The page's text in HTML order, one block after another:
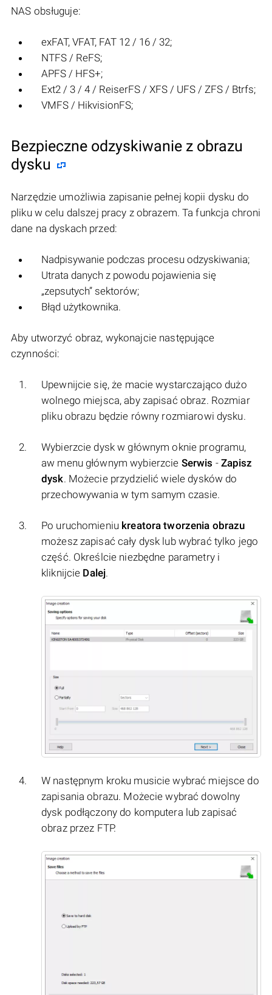
NAS obsługuje:
exFAT, VFAT, FAT 12 / 16 / 32;
NTFS / ReFS;
APFS / HFS+;
Ext2 / 3 / 4 / ReiserFS / XFS / UFS / ZFS / Btrfs;
VMFS / HikvisionFS;
Bezpieczne odzyskiwanie z obrazu
dysku
Narzędzie umożliwia zapisanie pełnej kopii dysku do
pliku w celu dalszej pracy z obrazem. Ta funkcja chroni
dane na dyskach przed:
Nadpisywanie podczas procesu odzyskiwania;
Utrata danych z powodu pojawienia się
„zepsutych” sektorów;
Błąd użytkownika.
Aby utworzyć obraz, wykonajcie następujące
czynności:
Upewnijcie się, że macie wystarczająco dużo
wolnego miejsca, aby zapisać obraz. Rozmiar
pliku obrazu będzie równy rozmiarowi dysku.
Wybierzcie dysk w głównym oknie programu,
aw menu głównym wybierzcie Serwis - Zapisz
dysk. Możecie przydzielić wiele dysków do
przechowywania w tym samym czasie.
Po uruchomieniu kreatora tworzenia obrazu
możesz zapisać cały dysk lub wybrać tylko jego
część. Określcie niezbędne parametry i
kliknijcie Dalej.
W następnym kroku musicie wybrać miejsce do
zapisania obrazu. Możecie wybrać dowolny
dysk podłączony do komputera lub zapisać
obraz przez FTP.